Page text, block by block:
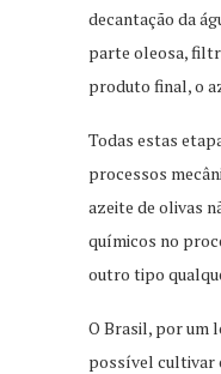
decantação da
parte oleosa,
produto final, o
Todas estas
processos
azeite de olivas
químicos no
outro tipo
O Brasil, por um
possível cultivar